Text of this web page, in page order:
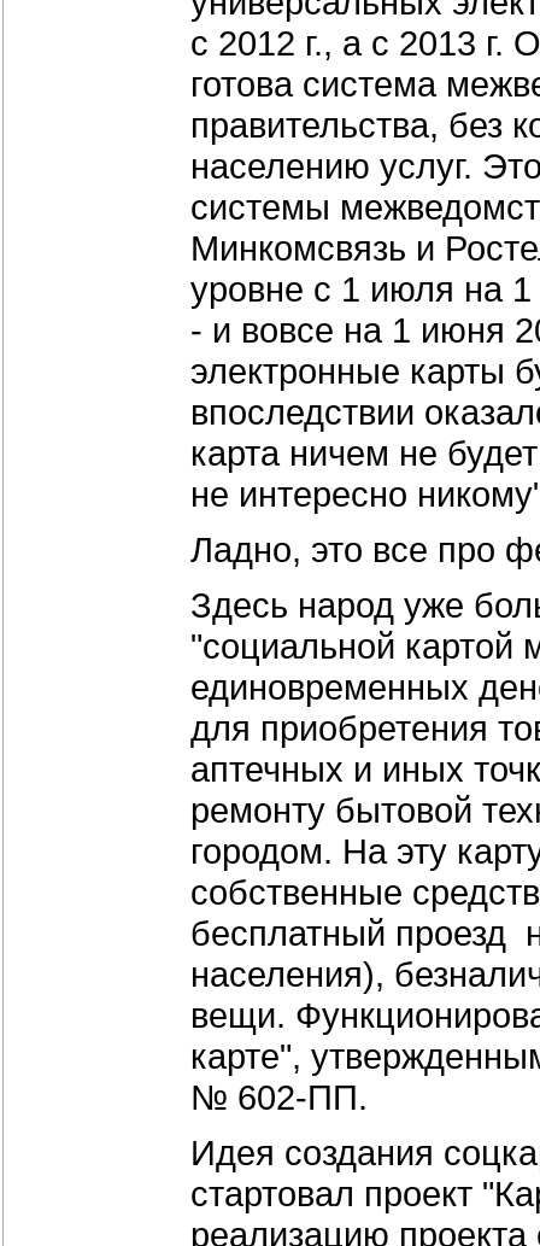
с 2012 г., а с 2013
готова система
правительства, без
населению услуг.
системы
Минкомсвязь и
уровне с 1 июля на
- и вовсе на 1 июня
электронные карты
впоследствии
карта ничем не
не интересно
Ладно, это все про
Здесь народ уже
"социальной картой
единовременных
для приобретения
аптечных и иных
ремонту бытовой
городом. На эту
собственные
бесплатный проезд
населения),
вещи.
карте",
№ 602-ПП.
Идея создания
стартовал проект
реализацию проекта